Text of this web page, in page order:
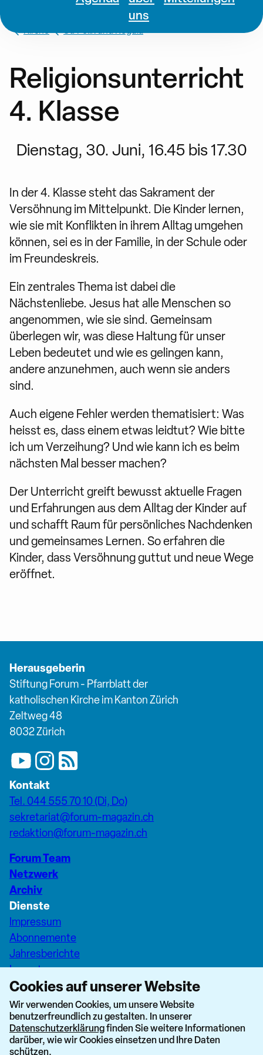
uns
Kirche St. Felix und Regula
Religionsunterricht
4. Klasse
Dienstag, 30. Juni, 16.45 bis 17.30
In der 4. Klasse steht das Sakrament der
Versöhnung im Mittelpunkt. Die Kinder lernen,
wie sie mit Konflikten in ihrem Alltag umgehen
können, sei es in der Familie, in der Schule oder
im Freundeskreis.
Ein zentrales Thema ist dabei die
Nächstenliebe. Jesus hat alle Menschen so
angenommen, wie sie sind. Gemeinsam
überlegen wir, was diese Haltung für unser
Leben bedeutet und wie es gelingen kann,
andere anzunehmen, auch wenn sie anders
sind.
Auch eigene Fehler werden thematisiert: Was
heisst es, dass einem etwas leidtut? Wie bitte
ich um Verzeihung? Und wie kann ich es beim
nächsten Mal besser machen?
Der Unterricht greift bewusst aktuelle Fragen
und Erfahrungen aus dem Alltag der Kinder auf
und schafft Raum für persönliches Nachdenken
und gemeinsames Lernen. So erfahren die
Kinder, dass Versöhnung guttut und neue Wege
eröffnet.
Herausgeberin
Stiftung Forum - Pfarrblatt der
katholischen Kirche im Kanton Zürich
Zeltweg 48
8032 Zürich
Kontakt
Tel. 044 555 70 10 (Di, Do)
sekretariat@forum-magazin.ch
redaktion@forum-magazin.ch
Forum Team
Netzwerk
Archiv
Dienste
Impressum
Abonnemente
Jahresberichte
Inserate
Pfarreiseiten Stadt Zürich
Dashboard Forum+
Cookies auf unserer Website
Wir verwenden Cookies, um unsere Website
benutzerfreundlich zu gestalten. In unserer
Datenschutzerklärungfinden Sie weitere Informationen
darüber, wie wir Cookies einsetzen und Ihre Daten
schützen.